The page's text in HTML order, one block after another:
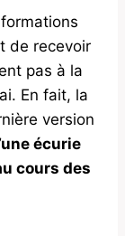
de recevoir
pas à la
En fait, la
version
écurie
cours des